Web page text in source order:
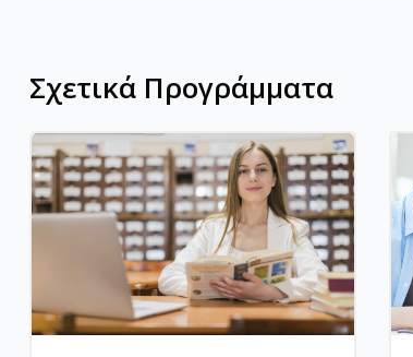
Σχετικά Προγράμματα